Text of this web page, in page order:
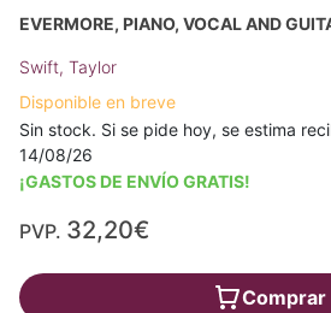
EVERMORE, PIANO, VOCAL AND
Swift, Taylor
Disponible en breve
Sin stock. Si se pide hoy, se estima
14/08/26
¡GASTOS DE ENVÍO GRATIS!
PVP. 32,20€
Comprar